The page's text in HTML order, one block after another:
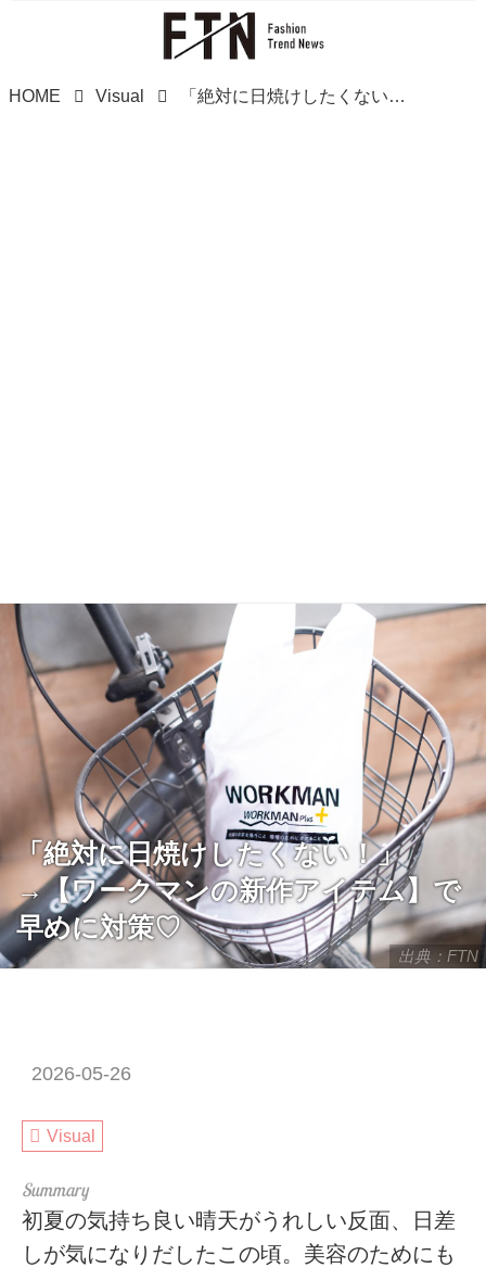
HOME Visual 「絶対に日焼けしたくない！」→【ワークマンの新作アイテム】で早めに対策♡
出典：FTN
「絶対に日焼けしたくない！」
→【ワークマンの新作アイテム】で
早めに対策♡
2026-05-26
Visual
初夏の気持ち良い晴天がうれしい反面、日差
しが気になりだしたこの頃。美容のためにも